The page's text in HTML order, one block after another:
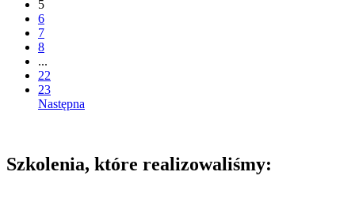
5
6
7
8
...
22
23
Następna
Szkolenia, które realizowaliśmy: